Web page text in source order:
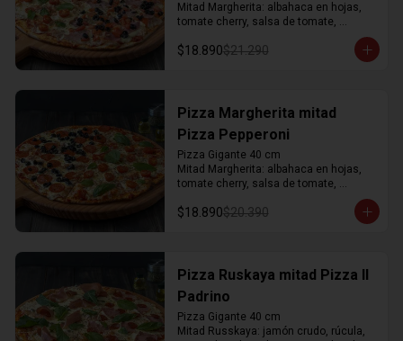
Mitad Margherita: albahaca en hojas,
tomate cherry, salsa de tomate,
Mitad Camorra: jamón acaramelado,
$18.890$21.290
Pizza Margherita mitad
Pizza Pepperoni
Pizza Gigante 40 cm
Mitad Margherita: albahaca en hojas,
tomate cherry, salsa de tomate,
Mitad Pepperoni: pepperoni, aceitunas
negras, salsa de tomate, mozzarella y
$18.890$20.390
Pizza Ruskaya mitad Pizza Il
Padrino
Pizza Gigante 40 cm
Mitad Russkaya: jamón crudo, rúcula,